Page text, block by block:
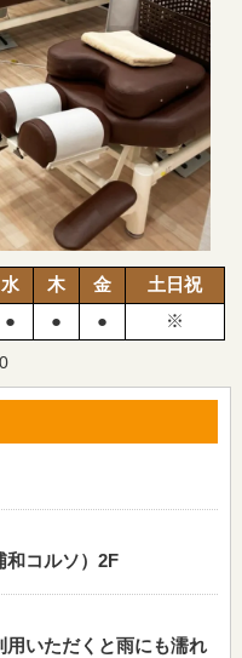
水 木 金
土日祝
● ● ● ※
和コルソ）2F
いただくと雨にも濡れ